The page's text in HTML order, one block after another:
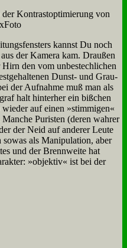
kannst Du noch
der Ka­me­ra kam. Drau­ßen
den vom un­be­stech­li­chen
Dunst- und Grau­
der Auf­nah­me muß man als
halt hin­ter­her ein biß­chen
auf ei­nen »stim­mi­gen«
Pu­ri­sten (de­ren wah­rer
der Neid auf an­de­rer Leu­te
als Ma­ni­pu­la­ti­on, aber
und der Brenn­wei­te hat
»ob­jek­tiv« ist bei der